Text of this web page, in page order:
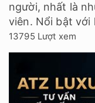
người, nhất là
viên. Nổi bật với
13795 Lượt xem